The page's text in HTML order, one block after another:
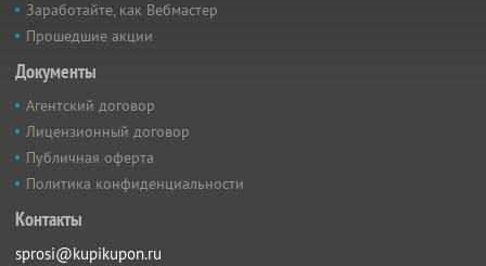
Заработайте, как Вебмастер
Прошедшие акции
Документы
Агентский договор
Лицензионный договор
Публичная оферта
Политика конфиденциальности
Контакты
sprosi@kupikupon.ru